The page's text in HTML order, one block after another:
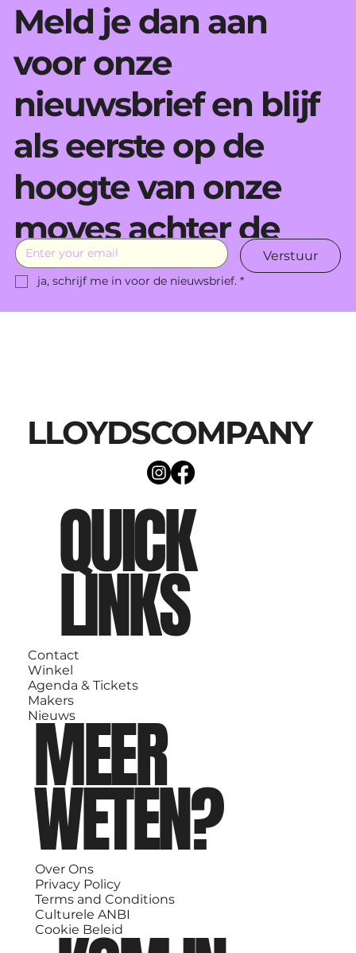
Meld je dan aan
voor onze
nieuwsbrief en blijf
als eerste op de
hoogte van onze
moves achter de
schermen.
Verstuur
ja, schrijf me in voor de nieuwsbrief. *
LLOYDSCOMPANY
QUICK
LINKS
Contact
Winkel
Agenda & Tickets
Makers
Nieuws
MEER
WETEN?
Over Ons
Privacy Policy
Terms and Conditions
Culturele ANBI
Cookie Beleid